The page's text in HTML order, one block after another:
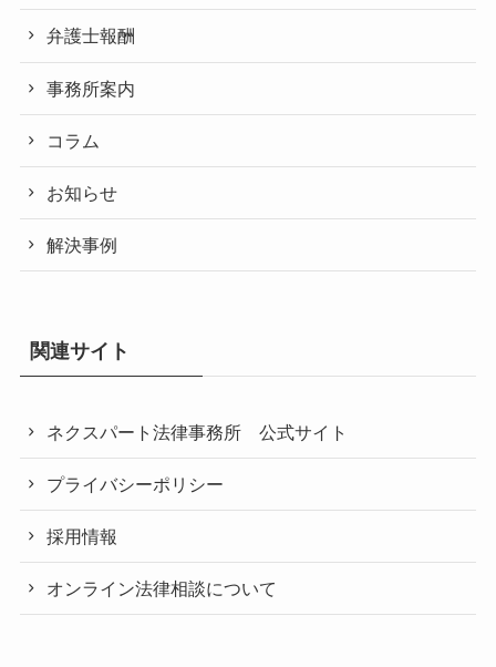
弁護士報酬
事務所案内
コラム
お知らせ
解決事例
関連サイト
ネクスパート法律事務所 公式サイト
プライバシーポリシー
採用情報
オンライン法律相談について